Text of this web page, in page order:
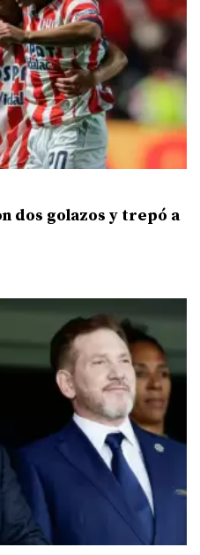
dos golazos y trepó a